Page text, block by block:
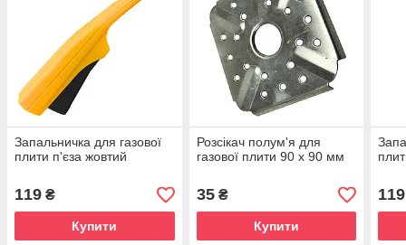
Запальничка для газової
плити п'єза жовтий
119 ₴
Купити
Розсікач полум'я для
газової плити 90 х 90 мм
35₴
Купити
119